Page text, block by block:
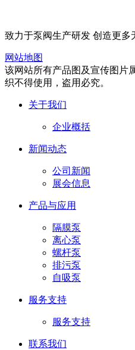
致力于泵阀生产研发 创造更多
网站地图
该网站所有产品图及宣传图片
织不得使用，盗用必究。
关于我们
企业概括
新闻动态
公司新闻
展会信息
产品与应用
隔膜泵
离心泵
螺杆泵
排污泵
自吸泵
服务支持
服务支持
联系我们